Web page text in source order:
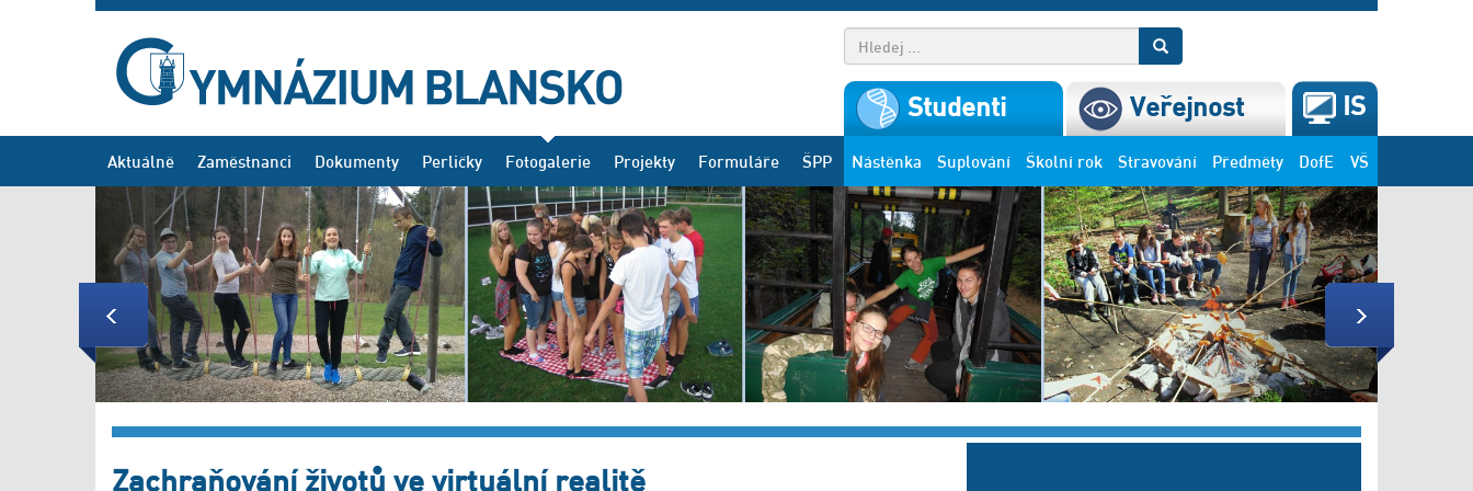
Studenti Veřejnost IS
Nástěnka Suplování Školní rok Stravování Předměty DofE VŠ
Aktuálně Zaměstnanci Dokumenty Perličky Fotogalerie Projekty Formuláře ŠPP
Previous Next
Zachraňování životů ve virtuální realitě